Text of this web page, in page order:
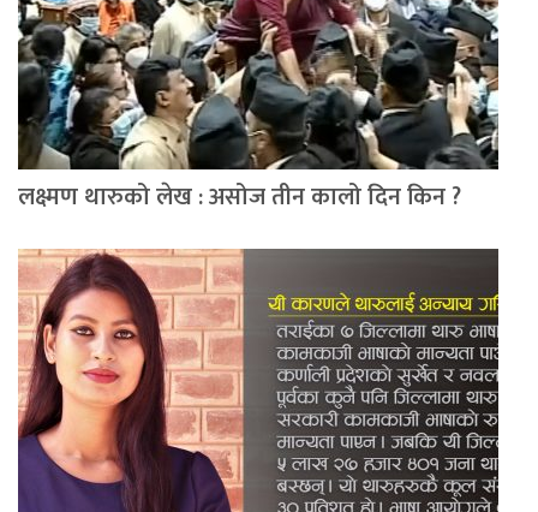
लक्ष्मण थारुको लेख : असोज तीन कालो दिन किन ?